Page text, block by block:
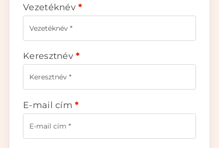
Vezetéknév*
Keresztnév*
E-mail cím*